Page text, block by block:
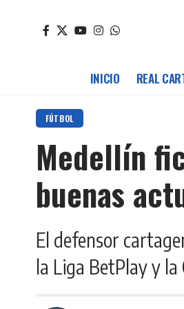
INICIO REAL
FÚTBOL
Medellín
buenas
El defensor
la Liga BetPlay y la